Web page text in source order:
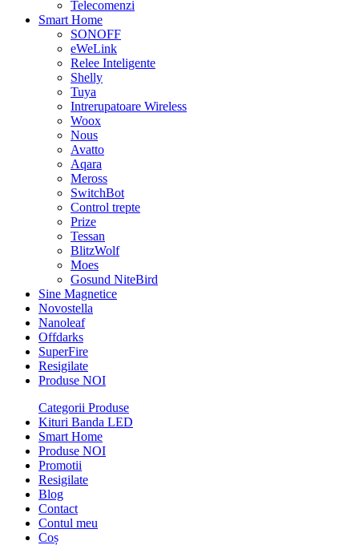
Telecomenzi
Smart Home
SONOFF
eWeLink
Relee Inteligente
Shelly
Tuya
Intrerupatoare Wireless
Woox
Nous
Avatto
Aqara
Meross
SwitchBot
Control trepte
Prize
Tessan
BlitzWolf
Moes
Gosund NiteBird
Sine Magnetice
Novostella
Nanoleaf
Offdarks
SuperFire
Resigilate
Produse NOI
Categorii Produse
Kituri Banda LED
Smart Home
Produse NOI
Promotii
Resigilate
Blog
Contact
Contul meu
Coș